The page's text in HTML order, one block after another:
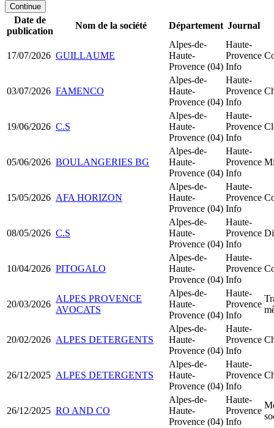
Continue
Date de
publication
Nom de la société Département Journal
17/07/2026 GUILLAUME
Alpes-de-
Haute-
Provence (04)
Haute-
Provence
Info
03/07/2026 FAMENCO
Alpes-de-
Haute-
Provence (04)
Haute-
Provence
Info
19/06/2026 C.S
Alpes-de-
Haute-
Provence (04)
Haute-
Provence
Info
05/06/2026 BOULANGERIES BG
Alpes-de-
Haute-
Provence (04)
Haute-
Provence
Info
15/05/2026 AFA HORIZON
Alpes-de-
Haute-
Provence (04)
Haute-
Provence
Info
08/05/2026 C.S
Alpes-de-
Haute-
Provence (04)
Haute-
Provence
Info
10/04/2026 PITOGALO
Alpes-de-
Haute-
Provence (04)
Haute-
Provence
Info
20/03/2026
ALPES PROVENCE
AVOCATS
Alpes-de-
Haute-
Provence (04)
Haute-
Provence
Info
20/02/2026 ALPES DETERGENTS
Alpes-de-
Haute-
Provence (04)
Haute-
Provence
Info
26/12/2025 ALPES DETERGENTS
Alpes-de-
Haute-
Provence (04)
Haute-
Provence
Info
26/12/2025 RO AND CO
Alpes-de-
Haute-
Provence (04)
Haute-
Provence
Info